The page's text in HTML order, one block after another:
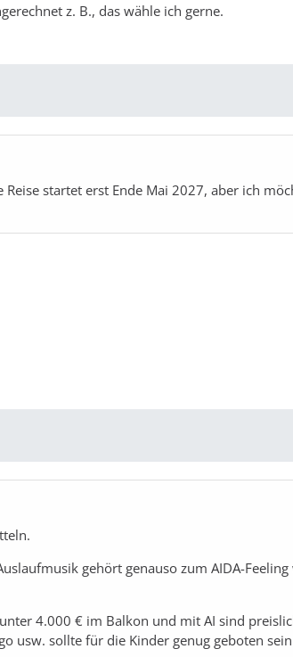
z. B., das wähle ich gerne.
startet erst Ende Mai 2027, aber ich
gehört genauso zum AIDA-
4.000 € im Balkon und mit AI sind
usw. sollte für die Kinder genug geboten